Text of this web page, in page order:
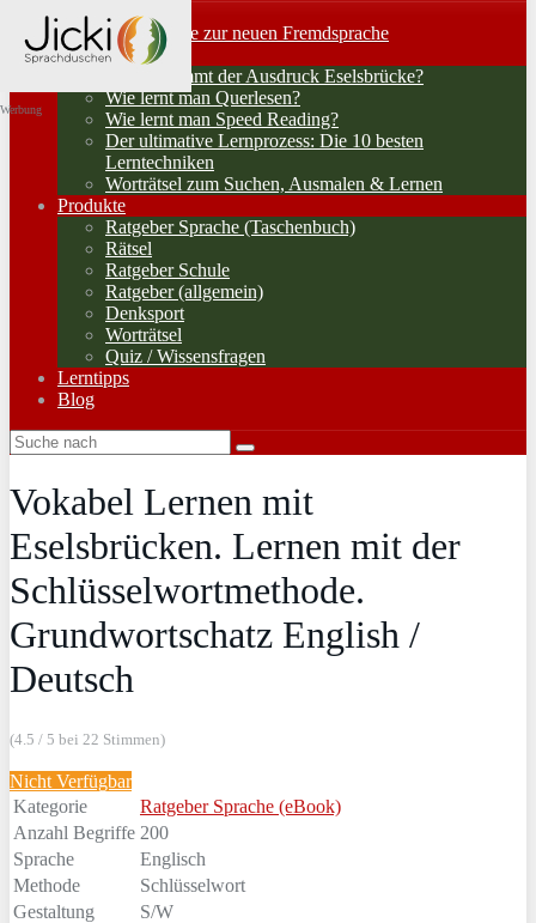
Home
Lernerfolge: Wege zur neuen Fremdsprache
Lernstrategien
Woher kommt der Ausdruck Eselsbrücke?
Wie lernt man Querlesen?
Wie lernt man Speed Reading?
Der ultimative Lernprozess: Die 10 besten
Lerntechniken
Worträtsel zum Suchen, Ausmalen & Lernen
Produkte
Ratgeber Sprache (Taschenbuch)
Rätsel
Ratgeber Schule
Ratgeber (allgemein)
Denksport
Worträtsel
Quiz / Wissensfragen
Lerntipps
Blog
Vokabel Lernen mit
Eselsbrücken. Lernen mit der
Schlüsselwortmethode.
Grundwortschatz English /
Deutsch
(4.5 / 5 bei 22 Stimmen)
Nicht Verfügbar
Kategorie
Ratgeber Sprache (eBook)
Anzahl Begriffe 200
Sprache
Englisch
Methode
Schlüsselwort
Gestaltung
S/W
Werbung